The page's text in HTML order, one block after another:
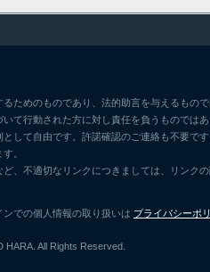
ためのものであり、法的助言を与えるもので
て行動された方に対し責任を負うものではあ
として自由です。許諾確認のご連絡も不要で
。
ど、不適切なリンクにつきましては、リンク
での個人情報の取り扱いは プライバシーポ
HARA. All Rights Reserved.